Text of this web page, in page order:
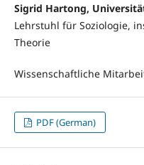
Sigrid Hartong,
Lehrstuhl für Soziologie,
Theorie
Wissenschaftliche
PDF (German)